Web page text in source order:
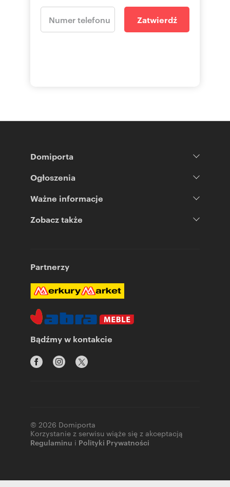
Zatwierdź
Domiporta
Ogłoszenia
Ważne informacje
Zobacz także
Partnerzy
Bądźmy w kontakcie
© 2026 Domiporta
Korzystanie z serwisu wiąże się z akceptacją
Regulaminu i Polityki Prywatności